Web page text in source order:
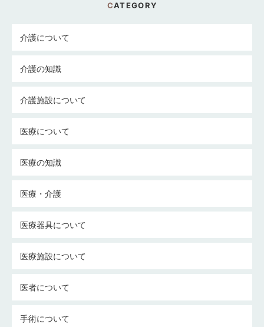
CATEGORY
介護について
介護の知識
介護施設について
医療について
医療の知識
医療・介護
医療器具について
医療施設について
医者について
手術について